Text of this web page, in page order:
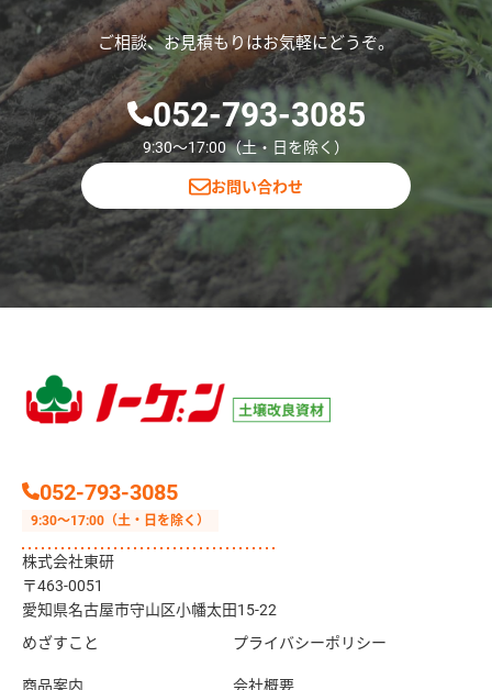
ご相談、お見積もりはお気軽にどうぞ。
052-793-3085
9:30〜17:00（土・日を除く）
お問い合わせ
052-793-3085
9:30〜17:00（土・日を除く）
株式会社東研
〒463-0051
愛知県名古屋市守山区小幡太田15-22
めざすこと
商品案内
プライバシーポリシー
会社概要